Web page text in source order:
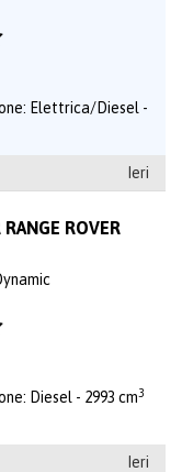
Elettrica/Diesel -
Ieri
ROVER
Diesel - 2993 cm3
Ieri